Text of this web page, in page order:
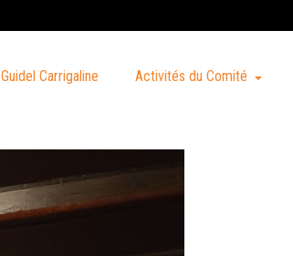
Guidel Carrigaline Activités du Comité